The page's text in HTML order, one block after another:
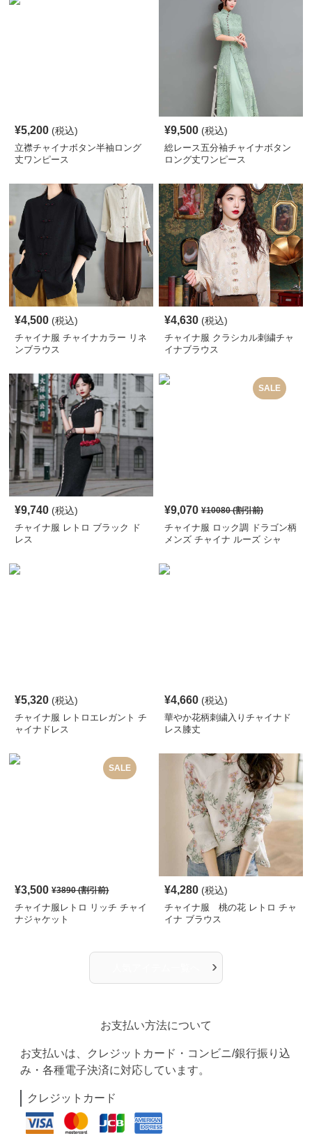
¥5,200 (税込)
立襟チャイナボタン半袖ロング
丈ワンピース
¥9,500 (税込)
総レース五分袖チャイナボタン
ロング丈ワンピース
¥4,500 (税込)
チャイナ服 チャイナカラー リネ
ンブラウス
¥4,630 (税込)
チャイナ服 クラシカル刺繍チャ
イナブラウス
¥9,740 (税込)
チャイナ服 レトロ ブラック ド
レス
SALE
¥9,070 ¥10080(割引前)
チャイナ服 ロック調 ドラゴン柄
メンズ チャイナ ルーズ シャ
¥5,320 (税込)
チャイナ服 レトロエレガント チ
ャイナドレス
¥4,660 (税込)
華やか花柄刺繍入りチャイナド
レス膝丈
SALE
¥3,500 ¥3890(割引前)
チャイナ服レトロ リッチ チャイ
ナジャケット
¥4,280 (税込)
チャイナ服 桃の花 レトロ チャ
イナ ブラウス
›
お支払い方法について
お支払いは、クレジットカード・コンビニ/銀行振り込
み・各種電子決済に対応しています。
クレジットカード